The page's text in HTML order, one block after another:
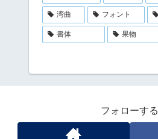
湾曲 フォント
書体 果物
フォローする